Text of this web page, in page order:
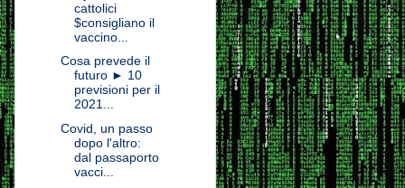
cattolici
$consigliano il
vaccino...
Cosa prevede il
futuro ► 10
previsioni per il
2021...
Covid, un passo
dopo l'altro:
dal passaporto
vacci...